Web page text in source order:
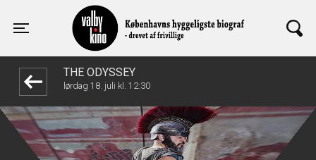
Toggle navigation
Valby Kino
THE ODYSSEY
lørdag 18. juli kl. 12:30
front03-cc 071900